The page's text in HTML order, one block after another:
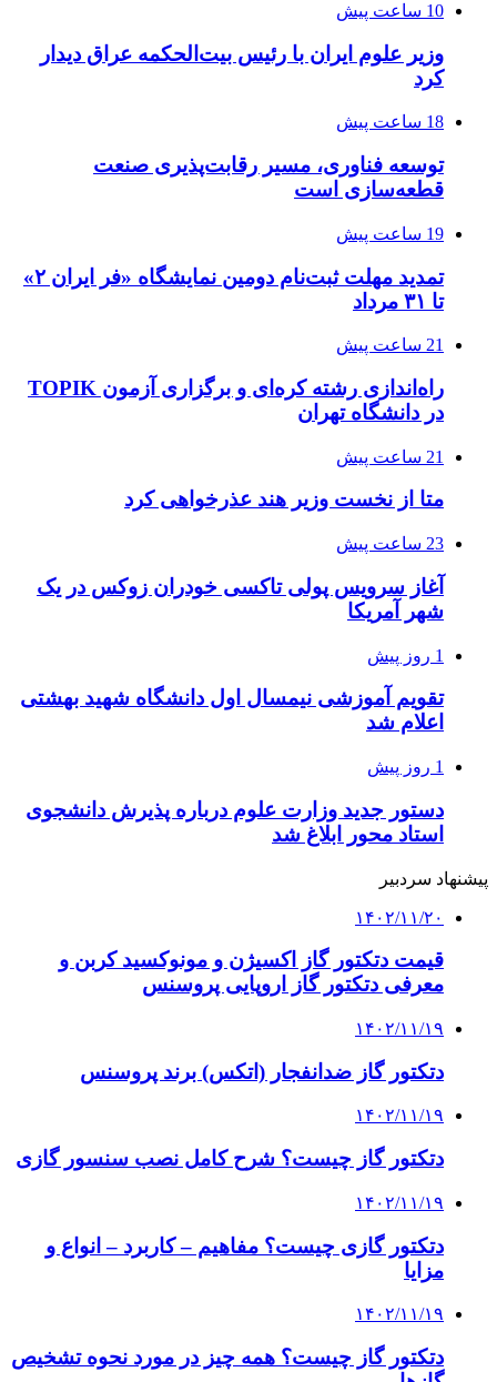
10 ساعت پیش
وزیر علوم ایران با رئیس بیت‌الحکمه عراق دیدار
کرد
18 ساعت پیش
توسعه فناوری، مسیر رقابت‌پذیری صنعت
قطعه‌سازی است
19 ساعت پیش
تمدید مهلت ثبت‌نام دومین نمایشگاه «فر ایران ۲»
تا ۳۱ مرداد
21 ساعت پیش
راه‌اندازی رشته کره‌ای و برگزاری آزمون TOPIK
در دانشگاه تهران
21 ساعت پیش
متا از نخست وزیر هند عذرخواهی کرد
23 ساعت پیش
آغاز سرویس پولی تاکسی خودران زوکس در یک
شهر آمریکا
1 روز پیش
تقویم آموزشی نیمسال اول دانشگاه شهید بهشتی
اعلام شد
1 روز پیش
دستور جدید وزارت علوم درباره پذیرش دانشجوی
استاد محور ابلاغ شد
پیشنهاد سردبیر
۱۴۰۲/۱۱/۲۰
قیمت دتکتور گاز اکسیژن و مونوکسید کربن و
معرفی دتکتور گاز اروپایی پروسنس
۱۴۰۲/۱۱/۱۹
دتکتور گاز ضدانفجار (اتکس) برند پروسنس
۱۴۰۲/۱۱/۱۹
دتکتور گاز چیست؟ شرح کامل نصب سنسور گازی
۱۴۰۲/۱۱/۱۹
دتکتور گازی چیست؟ مفاهیم – کاربرد – انواع و
مزایا
۱۴۰۲/۱۱/۱۹
دتکتور گاز چیست؟ همه چیز در مورد نحوه تشخیص